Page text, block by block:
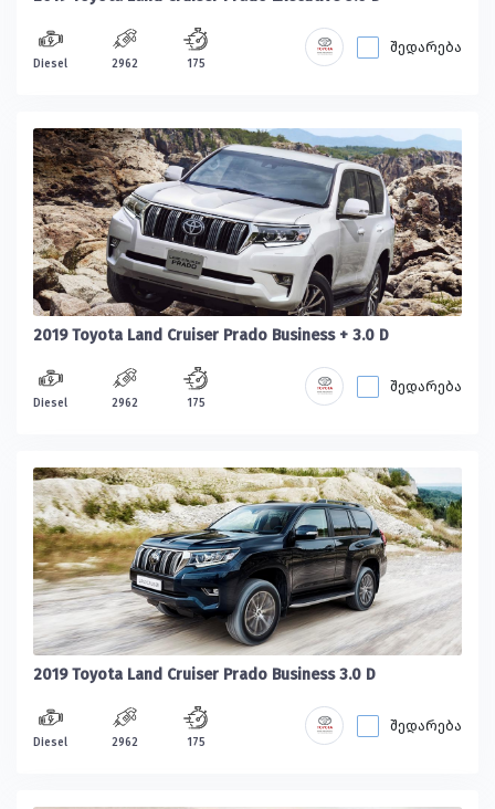
Diesel 2962 175
შედარება
2019 Toyota Land Cruiser Prado Business + 3.0 D
Diesel 2962 175
შედარება
2019 Toyota Land Cruiser Prado Business 3.0 D
Diesel 2962 175
შედარება